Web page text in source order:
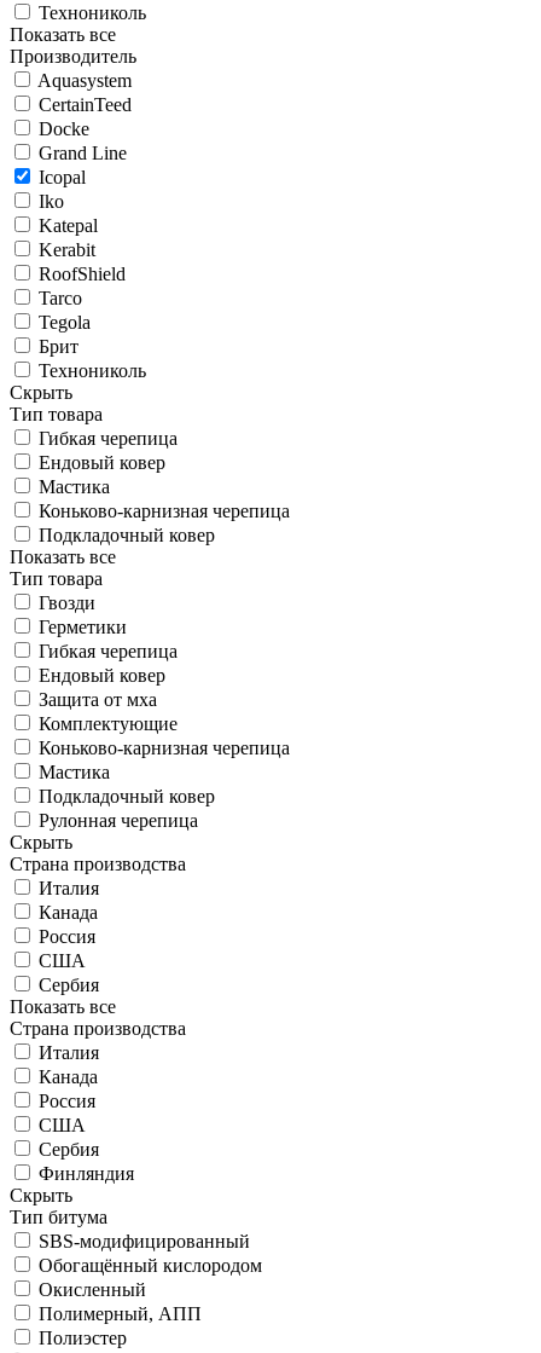
Технониколь
Показать все
Производитель
Aquasystem
CertainTeed
Docke
Grand Line
Icopal
Iko
Katepal
Kerabit
RoofShield
Tarco
Tegola
Брит
Технониколь
Скрыть
Тип товара
Гибкая черепица
Ендовый ковер
Мастика
Коньково-карнизная черепица
Подкладочный ковер
Показать все
Тип товара
Гвозди
Герметики
Гибкая черепица
Ендовый ковер
Защита от мха
Комплектующие
Коньково-карнизная черепица
Мастика
Подкладочный ковер
Рулонная черепица
Скрыть
Страна производства
Италия
Канада
Россия
США
Сербия
Показать все
Страна производства
Италия
Канада
Россия
США
Сербия
Финляндия
Скрыть
Тип битума
SBS-модифицированный
Обогащённый кислородом
Окисленный
Полимерный, АПП
Полиэстер